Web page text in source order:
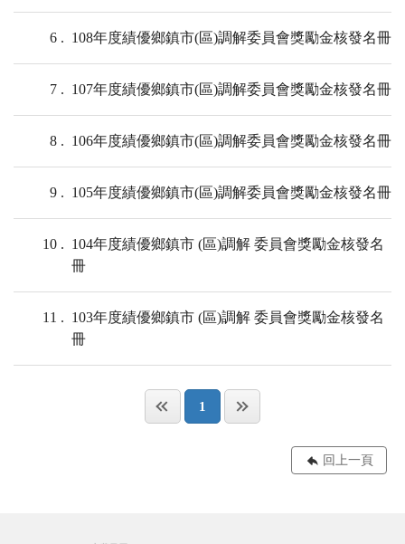
6 108年度績優鄉鎮市(區)調解委員會獎勵金核發名冊
7 107年度績優鄉鎮市(區)調解委員會獎勵金核發名冊
8 106年度績優鄉鎮市(區)調解委員會獎勵金核發名冊
9 105年度績優鄉鎮市(區)調解委員會獎勵金核發名冊
10
104年度績優鄉鎮市 (區)調解 委員會獎勵金核發名
冊
11
103年度績優鄉鎮市 (區)調解 委員會獎勵金核發名
冊
1
回上一頁